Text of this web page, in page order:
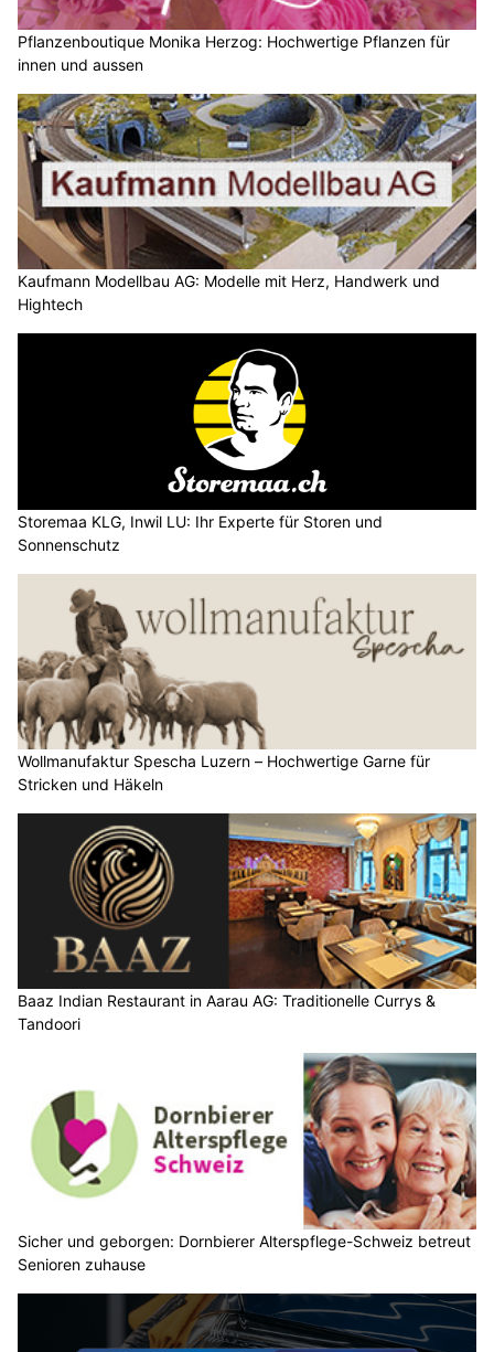
Pflanzenboutique Monika Herzog: Hochwertige Pflanzen für
innen und aussen
Kaufmann Modellbau AG: Modelle mit Herz, Handwerk und
Hightech
Storemaa KLG, Inwil LU: Ihr Experte für Storen und
Sonnenschutz
Wollmanufaktur Spescha Luzern – Hochwertige Garne für
Stricken und Häkeln
Baaz Indian Restaurant in Aarau AG: Traditionelle Currys &
Tandoori
Sicher und geborgen: Dornbierer Alterspflege-Schweiz betreut
Senioren zuhause